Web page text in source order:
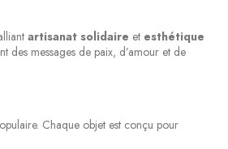
(2 avis)
artisanat solidaire et esthétique
des messages de paix, d’amour et de
Chaque objet est conçu pour